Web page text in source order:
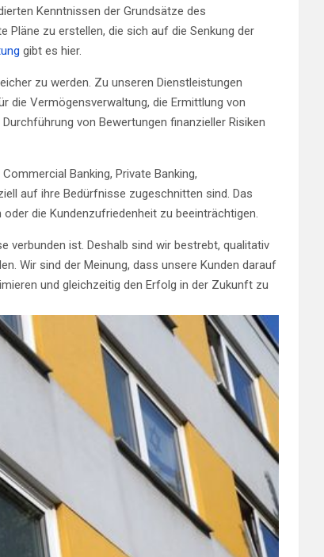
Kenntnissen der Grundsätze des
Pläne zu erstellen, die sich auf die Senkung der
gibt es hier.
zu werden. Zu unseren Dienstleistungen
die Vermögensverwaltung, die Ermittlung von
von Bewertungen finanzieller Risiken
Banking, Private Banking,
auf ihre Bedürfnisse zugeschnitten sind. Das
die Kundenzufriedenheit zu beeinträchtigen.
verbunden ist. Deshalb sind wir bestrebt, qualitativ
Wir sind der Meinung, dass unsere Kunden darauf
und gleichzeitig den Erfolg in der Zukunft zu